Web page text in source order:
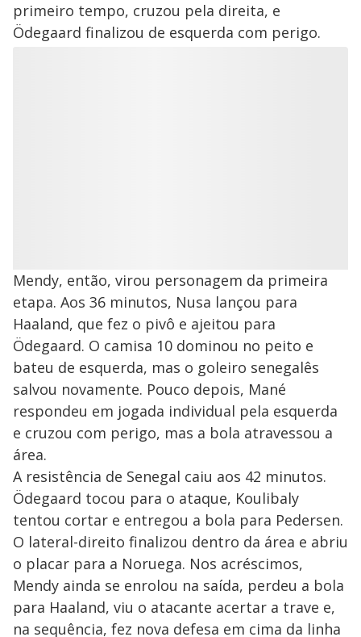
primeiro tempo, cruzou pela direita, e
Ödegaard finalizou de esquerda com perigo.
Mendy, então, virou personagem da primeira
etapa. Aos 36 minutos, Nusa lançou para
Haaland, que fez o pivô e ajeitou para
Ödegaard. O camisa 10 dominou no peito e
bateu de esquerda, mas o goleiro senegalês
salvou novamente. Pouco depois, Mané
respondeu em jogada individual pela esquerda
e cruzou com perigo, mas a bola atravessou a
área.
A resistência de Senegal caiu aos 42 minutos.
Ödegaard tocou para o ataque, Koulibaly
tentou cortar e entregou a bola para Pedersen.
O lateral-direito finalizou dentro da área e abriu
o placar para a Noruega. Nos acréscimos,
Mendy ainda se enrolou na saída, perdeu a bola
para Haaland, viu o atacante acertar a trave e,
na sequência, fez nova defesa em cima da linha